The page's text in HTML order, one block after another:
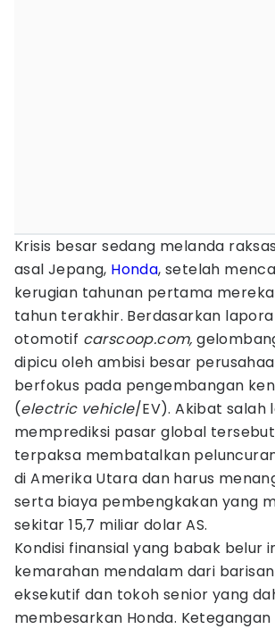
Krisis besar sedang melanda
asal Jepang, Honda, setelah
kerugian tahunan pertama
tahun terakhir. Berdasarkan
otomotif carscoop.com,
dipicu oleh ambisi besar
berfokus pada pengembangan
(electric vehicle/EV). Akibat salah
memprediksi pasar global
terpaksa membatalkan
di Amerika Utara dan harus
serta biaya pembengkakan yang
sekitar 15,7 miliar dolar AS.
Kondisi finansial yang babak belur
kemarahan mendalam dari
eksekutif dan tokoh senior yang
membesarkan Honda.